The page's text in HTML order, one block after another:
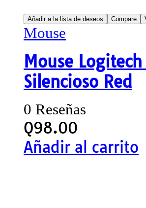
Añadir a la lista de deseos Compare
Mouse
Mouse Logitech
Silencioso Red
0 Reseñas
Q98.00
Añadir al carrito